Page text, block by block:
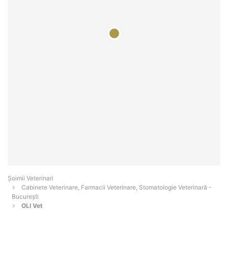
Șoimii Veterinari
Cabinete Veterinare, Farmacii Veterinare, Stomatologie Veterinară -
Bucureşti
OLI Vet